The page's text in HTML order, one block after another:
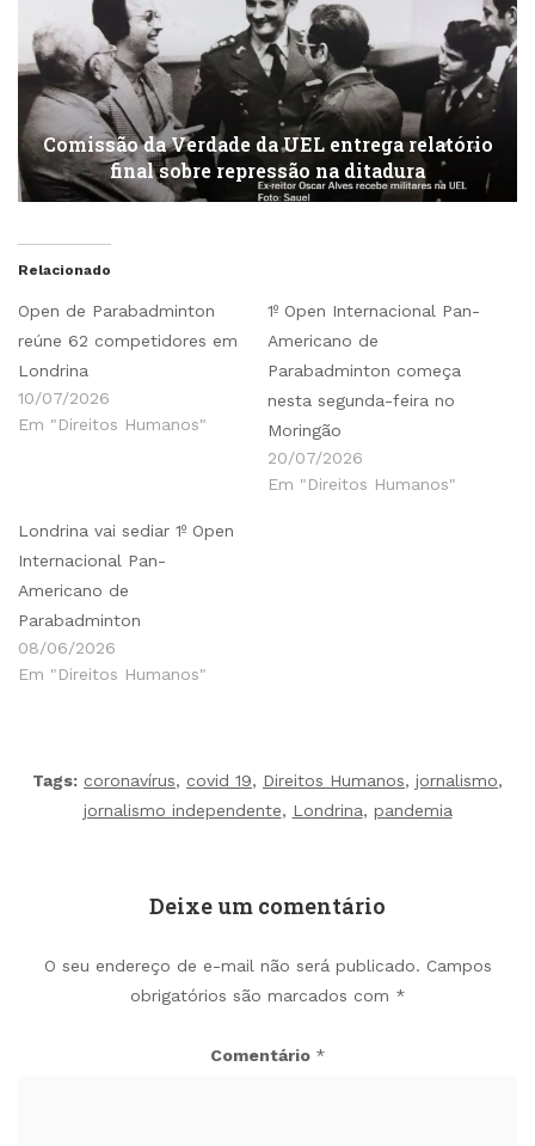
Comissão da Verdade da UEL entrega relatório
final sobre repressão na ditadura
Relacionado
Open de Parabadminton
reúne 62 competidores em
Londrina
10/07/2026
Em "Direitos Humanos"
1º Open Internacional Pan-
Americano de
Parabadminton começa
nesta segunda-feira no
Moringão
20/07/2026
Em "Direitos Humanos"
Londrina vai sediar 1º Open
Internacional Pan-
Americano de
Parabadminton
08/06/2026
Em "Direitos Humanos"
Tags: coronavírus, covid 19, Direitos Humanos, jornalismo,
jornalismo independente, Londrina, pandemia
Deixe um comentário
O seu endereço de e-mail não será publicado. Campos
obrigatórios são marcados com *
Comentário *